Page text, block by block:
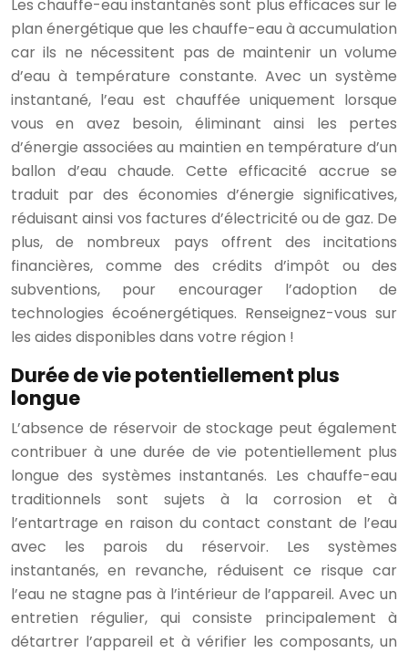
Les chauffe-eau instantanés sont plus efficaces sur le
plan énergétique que les chauffe-eau à accumulation
car ils ne nécessitent pas de maintenir un volume
d’eau à température constante. Avec un système
instantané, l’eau est chauffée uniquement lorsque
vous en avez besoin, éliminant ainsi les pertes
d’énergie associées au maintien en température d’un
ballon d’eau chaude. Cette efficacité accrue se
traduit par des économies d’énergie significatives,
réduisant ainsi vos factures d’électricité ou de gaz. De
plus, de nombreux pays offrent des incitations
financières, comme des crédits d’impôt ou des
subventions, pour encourager l’adoption de
technologies écoénergétiques. Renseignez-vous sur
les aides disponibles dans votre région !
Durée de vie potentiellement plus
longue
L’absence de réservoir de stockage peut également
contribuer à une durée de vie potentiellement plus
longue des systèmes instantanés. Les chauffe-eau
traditionnels sont sujets à la corrosion et à
l’entartrage en raison du contact constant de l’eau
avec les parois du réservoir. Les systèmes
instantanés, en revanche, réduisent ce risque car
l’eau ne stagne pas à l’intérieur de l’appareil. Avec un
entretien régulier, qui consiste principalement à
détartrer l’appareil et à vérifier les composants, un